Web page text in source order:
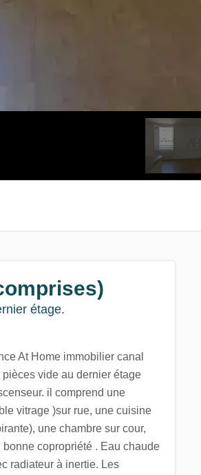
étage.
At Home immobilier canal
vide au dernier étage
il comprend une
vitrage )sur rue, une cuisine
une chambre sur cour,
copropriété . Eau chaude
radiateur à inertie. Les